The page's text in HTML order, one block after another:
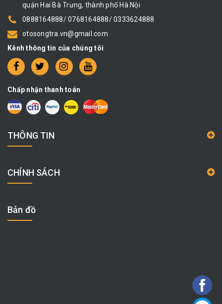
quận Hai Bà Trưng, thành phố Hà Nội
0888164888/ 0768164888/ 0333624888
otosongtra.vn@gmail.com
Kênh thông tin của chúng tôi
Chấp nhận thanh toán
THÔNG TIN
CHÍNH SÁCH
Bản đồ